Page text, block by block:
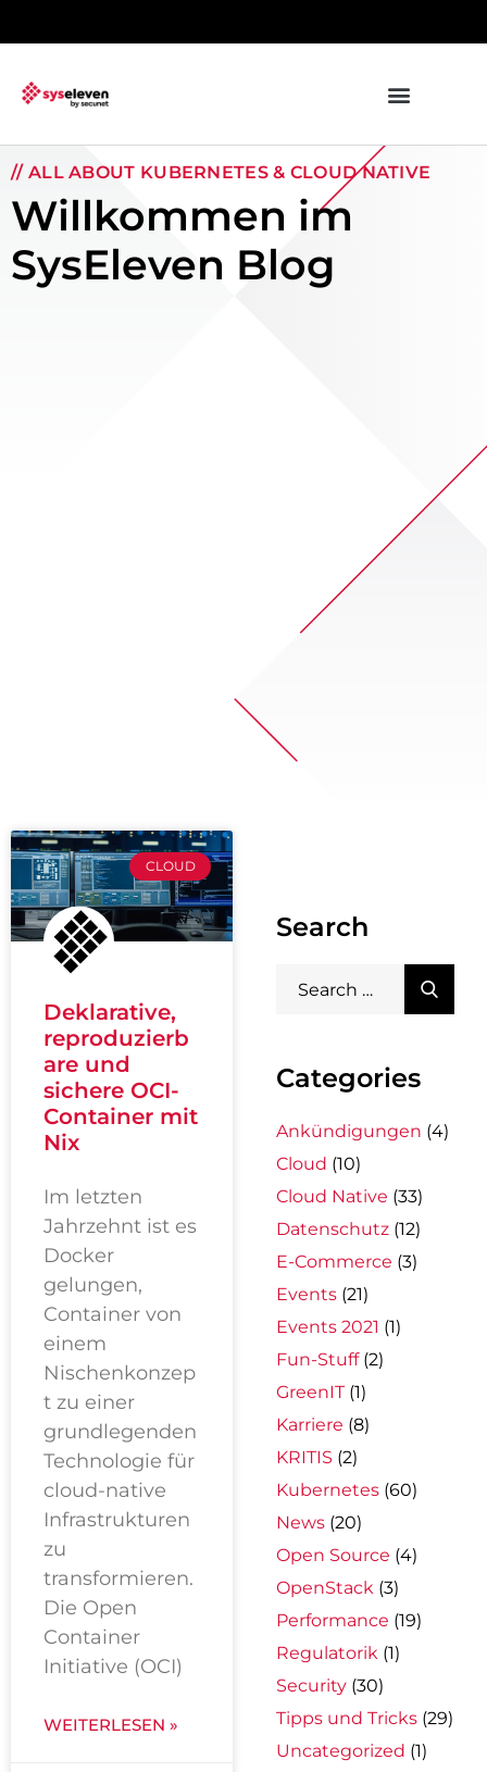
// ALL ABOUT KUBERNETES & CLOUD NATIVE
Willkommen im
SysEleven Blog
CLOUD
Deklarative,
reproduzierb
are und
sichere OCI-
Container mit
Nix
Im letzten
Jahrzehnt ist es
Docker
gelungen,
Container von
einem
Nischenkonzep
t zu einer
grundlegenden
Technologie für
cloud-native
Infrastrukturen
zu
transformieren.
Die Open
Container
Initiative (OCI)
WEITERLESEN »
Search
Categories
Ankündigungen (4)
Cloud (10)
Cloud Native (33)
Datenschutz (12)
E-Commerce (3)
Events (21)
Events 2021 (1)
Fun-Stuff (2)
GreenIT (1)
Karriere (8)
KRITIS (2)
Kubernetes (60)
News (20)
Open Source (4)
OpenStack (3)
Performance (19)
Regulatorik (1)
Security (30)
Tipps und Tricks (29)
Uncategorized (1)